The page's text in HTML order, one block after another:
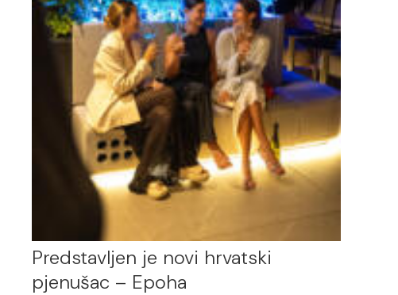
Predstavljen je novi hrvatski
pjenušac – Epoha